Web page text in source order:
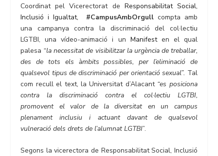
Coordinat pel Vicerectorat de Responsabilitat Social,
Inclusió i Igualtat,
#CampusAmbOrgullcompta amb
una campanya contra la discriminació del col·lectiu
LGTBI, una vídeo-animació i un Manifesten el qual
palesa “la necessitat de visibilitzar la urgència de treballar,
des de tots els àmbits possibles, per l’eliminació de
qualsevol tipus de discriminació per orientació sexual”. Tal
com recull el text, la Universitat d’Alacant “es posiciona
contra la discriminació contra el col·lectiu LGTBI,
promovent el valor de la diversitat en un campus
plenament inclusiu i actuant davant de qualsevol
vulneració dels drets de l’alumnat LGTBI”.
Segons la vicerectora de Responsabilitat Social, Inclusió